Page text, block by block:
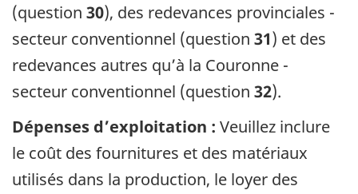
(question 30), des redevances provinciales -
secteur conventionnel (question 31) et des
redevances autres qu’à la Couronne -
secteur conventionnel (question 32).
Dépenses d’exploitation : Veuillez inclure
le coût des fournitures et des matériaux
utilisés dans la production, le loyer des